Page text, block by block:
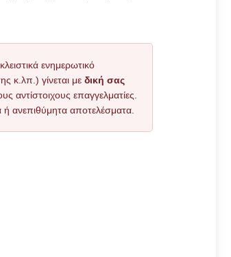
ενημερωτικό
κ.λπ.) γίνεται με δική σας
αντίστοιχους επαγγελματίες.
ή ανεπιθύμητα αποτελέσματα.